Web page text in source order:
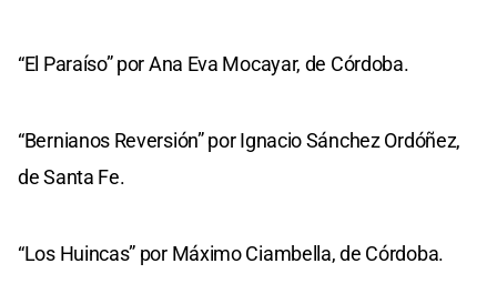
“El Paraíso” por Ana Eva Mocayar, de Córdoba.
“Bernianos Reversión” por Ignacio Sánchez Ordóñez,
de Santa Fe.
“Los Huincas” por Máximo Ciambella, de Córdoba.